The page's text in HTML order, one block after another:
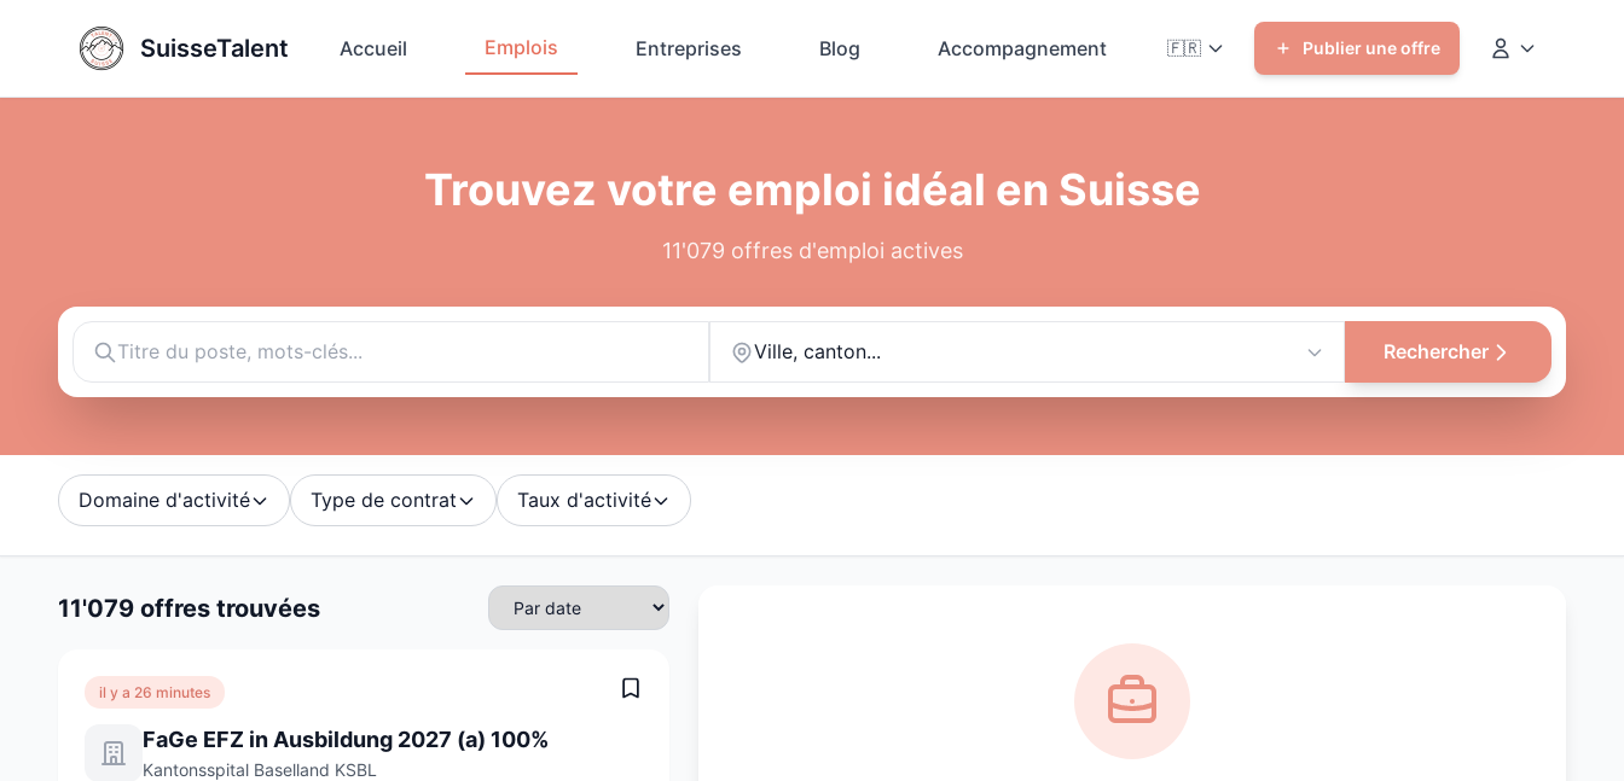
SuisseTalent Accueil Emplois Entreprises Blog Accompagnement 🇫🇷 Publier une offre
Trouvez votre emploi idéal en Suisse
11'079 offres d'emploi actives
Ville, canton... Rechercher
Domaine d'activité Type de contrat Taux d'activité
11'079 offres trouvées
il y a 26 minutes
FaGe EFZ in Ausbildung 2027 (a) 100%
Kantonsspital Baselland KSBL